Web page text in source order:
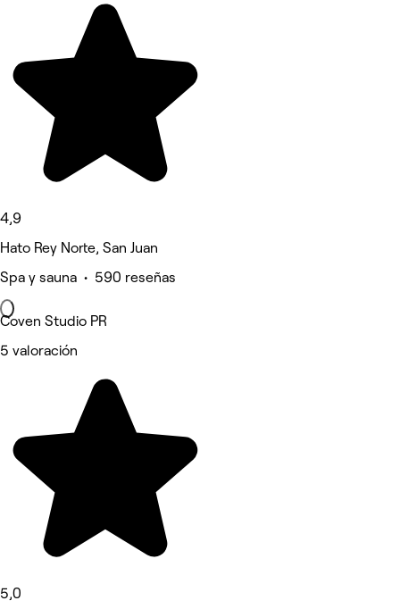
4,9
Hato Rey Norte, San Juan
Spa y sauna • 590 reseñas
Coven Studio PR
5 valoración
5,0